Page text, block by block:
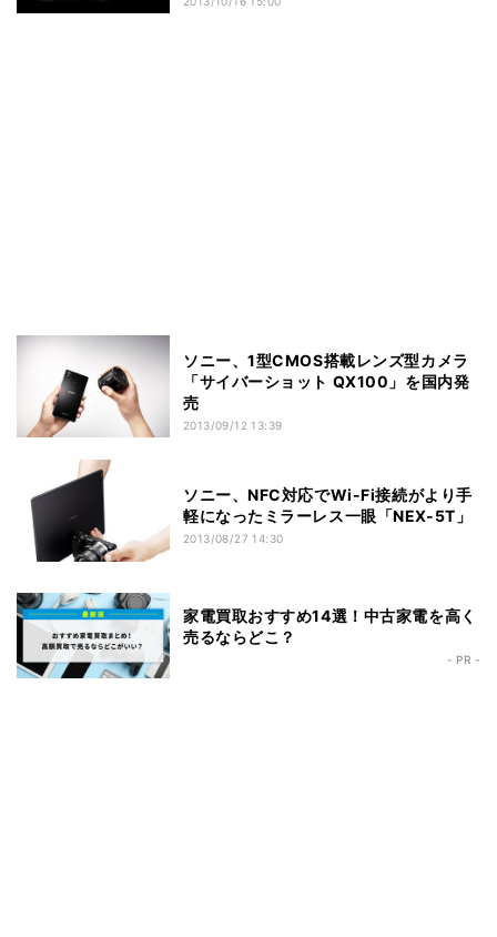
ソニー、1型CMOS搭載レンズ型カメラ
「サイバーショット QX100」を国内発
売
2013/09/12 13:39
ソニー、NFC対応でWi-Fi接続がより手
軽になったミラーレス一眼「NEX-5T」
2013/08/27 14:30
家電買取おすすめ14選！中古家電を高く
売るならどこ？
- PR -